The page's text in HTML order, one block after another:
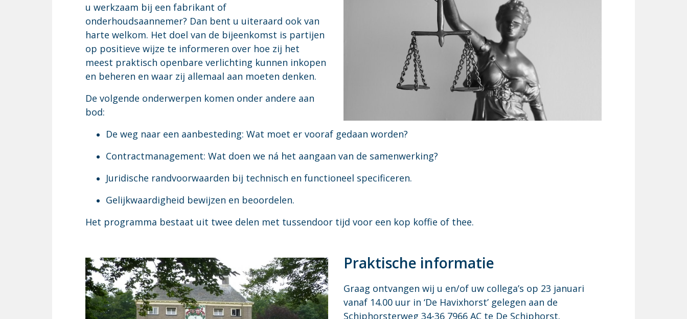
u werkzaam bij een fabrikant of
onderhoudsaannemer? Dan bent u uiteraard ook van
harte welkom. Het doel van de bijeenkomst is partijen
op positieve wijze te informeren over hoe zij het
meest praktisch openbare verlichting kunnen inkopen
en beheren en waar zij allemaal aan moeten denken.
De volgende onderwerpen komen onder andere aan
bod:
De weg naar een aanbesteding: Wat moet er vooraf gedaan worden?
Contractmanagement: Wat doen we ná het aangaan van de samenwerking?
Juridische randvoorwaarden bij technisch en functioneel specificeren.
Gelijkwaardigheid bewijzen en beoordelen.
Het programma bestaat uit twee delen met tussendoor tijd voor een kop koffie of thee.
Praktische informatie
Graag ontvangen wij u en/of uw collega’s op 23 januari
vanaf 14.00 uur in ‘De Havixhorst’ gelegen aan de
Schiphorsterweg 34-36 7966 AC te De Schiphorst.